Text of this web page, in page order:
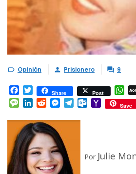
 Opinión  Prisionero  9
Facebook
TwitterShare Post
Message
LinkedInRedditMessenger
TelegramOutlook.com
YahooSave
Por Julie